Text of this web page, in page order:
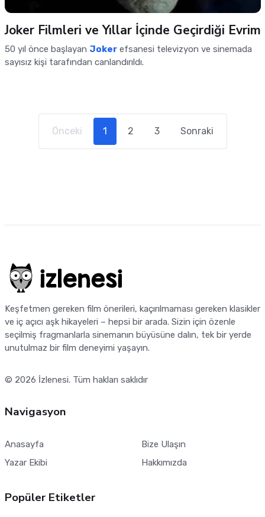
Joker Filmleri ve Yıllar İçinde Geçirdiği Evrim
50 yıl önce başlayan Jokerefsanesi televizyon ve sinemada
sayısız kişi tarafından canlandırıldı.
Önceki 1(current)
2 3 Sonraki
Keşfetmen gereken film önerileri, kaçırılmaması gereken klasikler
ve iç açıcı aşk hikayeleri – hepsi bir arada. Sizin için özenle
seçilmiş fragmanlarla sinemanın büyüsüne dalın, tek bir yerde
unutulmaz bir film deneyimi yaşayın.
© 2026 İzlenesi. Tüm hakları saklıdır
Navigasyon
Anasayfa
Yazar Ekibi
Bize Ulaşın
Hakkımızda
Popüler Etiketler